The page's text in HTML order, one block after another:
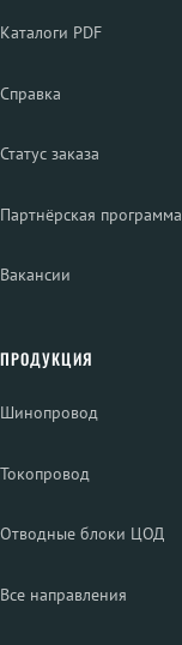
Каталоги PDF
Справка
Статус заказа
Партнёрская программа
Вакансии
ПРОДУКЦИЯ
Шинопровод
Токопровод
Отводные блоки ЦОД
Все направления